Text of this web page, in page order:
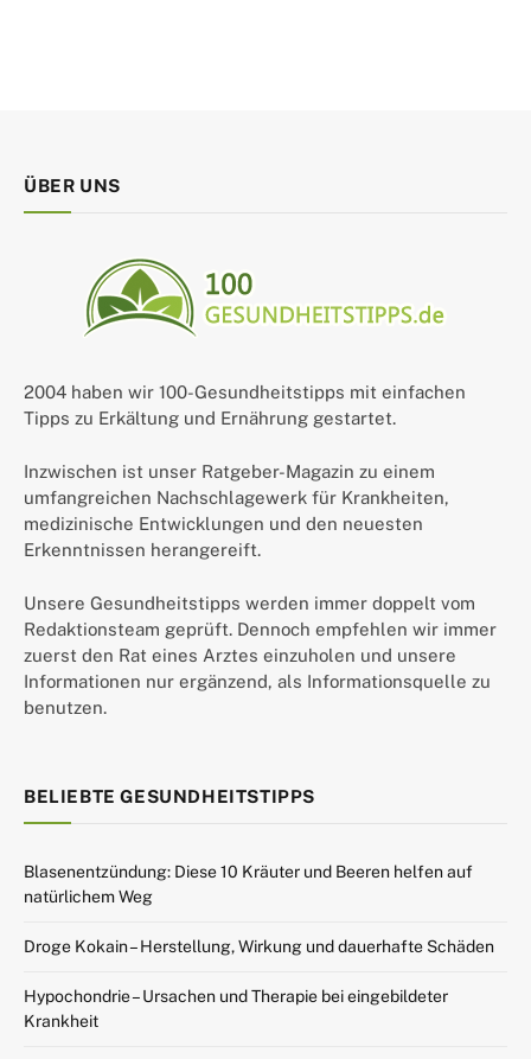
ÜBER UNS
2004 haben wir 100-Gesundheitstipps mit einfachen
Tipps zu Erkältung und Ernährung gestartet.
Inzwischen ist unser Ratgeber-Magazin zu einem
umfangreichen Nachschlagewerk für Krankheiten,
medizinische Entwicklungen und den neuesten
Erkenntnissen herangereift.
Unsere Gesundheitstipps werden immer doppelt vom
Redaktionsteam geprüft. Dennoch empfehlen wir immer
zuerst den Rat eines Arztes einzuholen und unsere
Informationen nur ergänzend, als Informationsquelle zu
benutzen.
BELIEBTE GESUNDHEITSTIPPS
Blasenentzündung: Diese 10 Kräuter und Beeren helfen auf
natürlichem Weg
Droge Kokain – Herstellung, Wirkung und dauerhafte Schäden
Hypochondrie – Ursachen und Therapie bei eingebildeter
Krankheit